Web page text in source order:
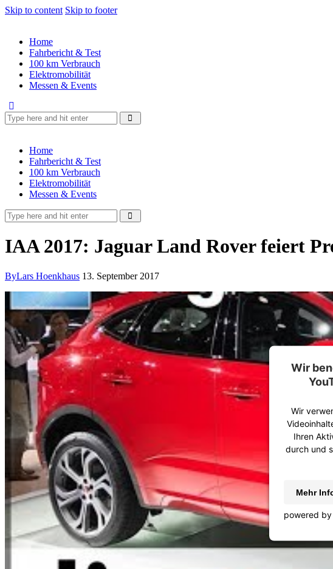
Skip to content Skip to footer
Home
Fahrbericht & Test
100 km Verbrauch
Elektromobilität
Messen & Events
Home
Fahrbericht & Test
100 km Verbrauch
Elektromobilität
Messen & Events
IAA 2017: Jaguar Land Rover feiert
ByLars Hoenkhaus 13. September 2017
Wir
Wir
Ihren
durch und
Mehr
powered by